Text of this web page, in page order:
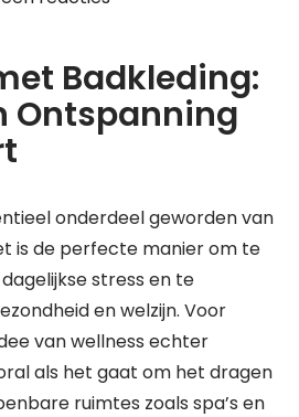
Badkleding:
Ontspanning
onderdeel geworden van
is de perfecte manier om te
stress en te
en welzijn. Voor
van wellness echter
als het gaat om het dragen
ruimtes zoals spa’s en